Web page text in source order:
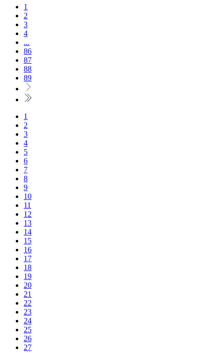
1
2
3
4
...
86
87
88
89
1
2
3
4
5
6
7
8
9
10
11
12
13
14
15
16
17
18
19
20
21
22
23
24
25
26
27